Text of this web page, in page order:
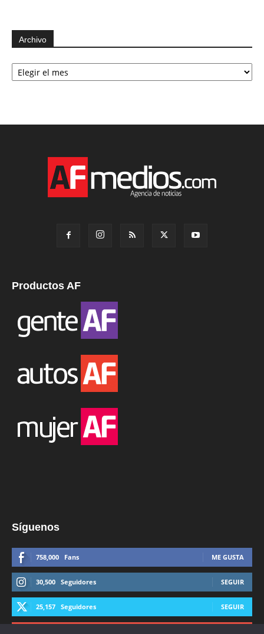
Archivo
Archivo
Productos AF
Síguenos
758,000 Fans ME GUSTA
30,500 Seguidores SEGUIR
25,157 Seguidores SEGUIR